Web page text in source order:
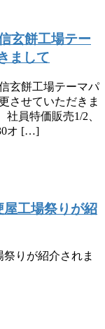
玄餅工場テー
まして
玄餅工場テーマパ
させていただきま
員特価販売1/2、
オ […]
屋工場祭りが紹
りが紹介されま